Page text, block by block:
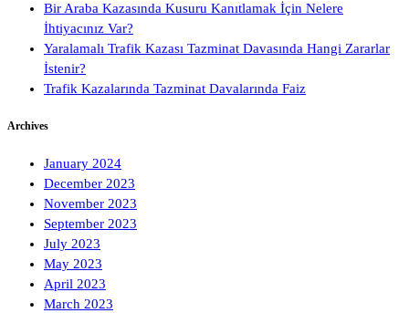
Bir Araba Kazasında Kusuru Kanıtlamak İçin Nelere
İhtiyacınız Var?
Yaralamalı Trafik Kazası Tazminat Davasında Hangi Zararlar
İstenir?
Trafik Kazalarında Tazminat Davalarında Faiz
Archives
January 2024
December 2023
November 2023
September 2023
July 2023
May 2023
April 2023
March 2023